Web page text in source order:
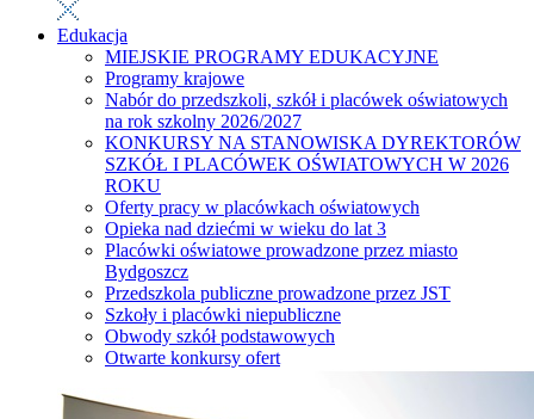
Edukacja
MIEJSKIE PROGRAMY EDUKACYJNE
Programy krajowe
Nabór do przedszkoli, szkół i placówek oświatowych
na rok szkolny 2026/2027
KONKURSY NA STANOWISKA DYREKTORÓW
SZKÓŁ I PLACÓWEK OŚWIATOWYCH W 2026
ROKU
Oferty pracy w placówkach oświatowych
Opieka nad dziećmi w wieku do lat 3
Placówki oświatowe prowadzone przez miasto
Bydgoszcz
Przedszkola publiczne prowadzone przez JST
Szkoły i placówki niepubliczne
Obwody szkół podstawowych
Otwarte konkursy ofert